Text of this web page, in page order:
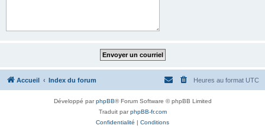
Accueil Index du forum Heures au format UTC
Développé parphpBB® Forum Software © phpBB Limited
Traduit parphpBB-fr.com
Confidentialité | Conditions